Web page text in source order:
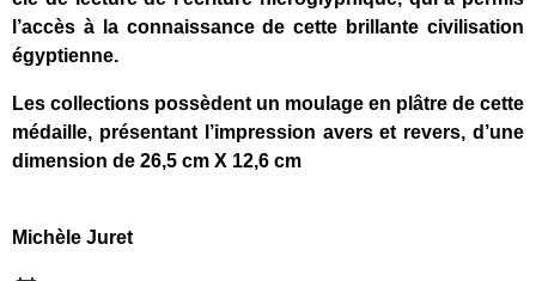
l’accès à la connaissance de cette brillante civilisation
égyptienne.
Les collections possèdent un moulage en plâtre de cette
médaille, présentant l’impression avers et revers, d’une
dimension de 26,5 cm X 12,6 cm
Michèle Juret